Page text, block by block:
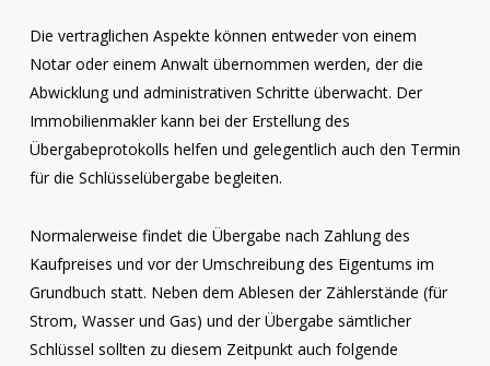
Die vertraglichen Aspekte können entweder von einem
Notar oder einem Anwalt übernommen werden, der die
Abwicklung und administrativen Schritte überwacht. Der
Immobilienmakler kann bei der Erstellung des
Übergabeprotokolls helfen und gelegentlich auch den Termin
für die Schlüsselübergabe begleiten.
Normalerweise findet die Übergabe nach Zahlung des
Kaufpreises und vor der Umschreibung des Eigentums im
Grundbuch statt. Neben dem Ablesen der Zählerstände (für
Strom, Wasser und Gas) und der Übergabe sämtlicher
Schlüssel sollten zu diesem Zeitpunkt auch folgende